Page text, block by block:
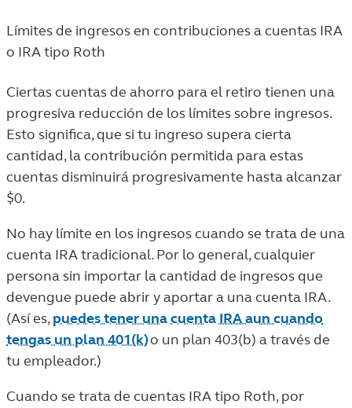
Límites de ingresos en contribuciones a cuentas IRA
o IRA tipo Roth
Ciertas cuentas de ahorro para el retiro tienen una
progresiva reducción de los límites sobre ingresos.
Esto significa, que si tu ingreso supera cierta
cantidad, la contribución permitida para estas
cuentas disminuirá progresivamente hasta alcanzar
$0.
No hay límite en los ingresos cuando se trata de una
cuenta IRA tradicional. Por lo general, cualquier
persona sin importar la cantidad de ingresos que
devengue puede abrir y aportar a una cuenta IRA.
(Así es,puedes tener una cuenta IRA aun cuando
tengas un plan 401(k)o un plan 403(b) a través de
tu empleador.)
Cuando se trata de cuentas IRA tipo Roth, por